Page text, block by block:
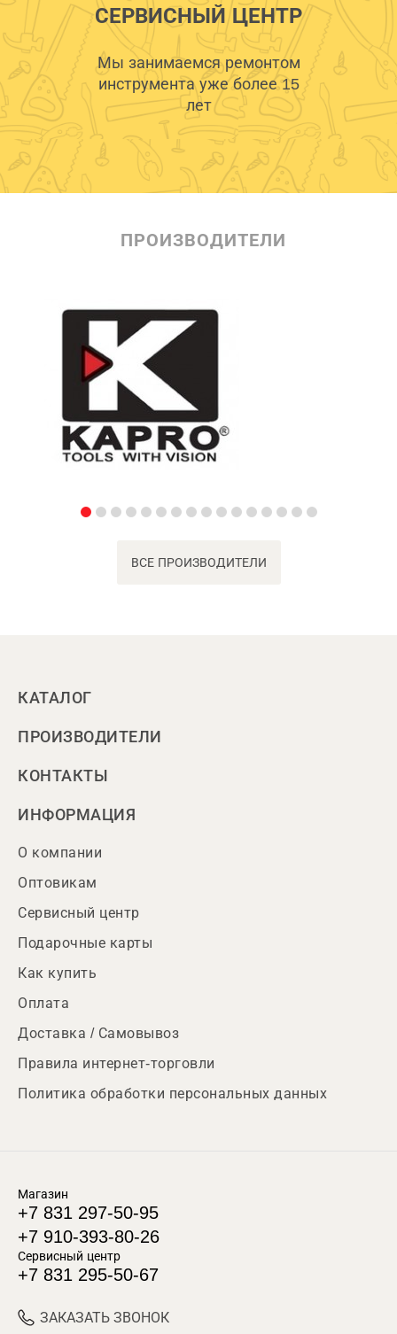
СЕРВИСНЫЙ ЦЕНТР
Мы занимаемся ремонтом
инструмента уже более 15
лет
ПРОИЗВОДИТЕЛИ
ВСЕ ПРОИЗВОДИТЕЛИ
КАТАЛОГ
ПРОИЗВОДИТЕЛИ
КОНТАКТЫ
ИНФОРМАЦИЯ
О компании
Оптовикам
Сервисный центр
Подарочные карты
Как купить
Оплата
Доставка / Самовывоз
Правила интернет-торговли
Политика обработки персональных данных
Магазин
+7 831 297-50-95
+7 910-393-80-26
Сервисный центр
+7 831 295-50-67
ЗАКАЗАТЬ ЗВОНОК